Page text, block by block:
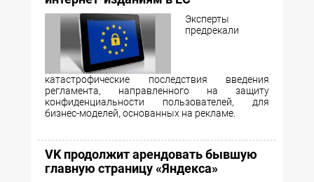
Эксперты
предрекали
катастрофические последствия введения
регламента, направленного на защиту
конфиденциальности пользователей, для
бизнес-моделей, основанных на рекламе.
VK продолжит арендовать бывшую
главную страницу «Яндекса»